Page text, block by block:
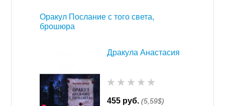
Оракул Послание с того света,
брошюра
Дракула Анастасия
455 руб. (5,59$)